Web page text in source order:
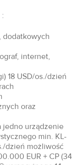
dodatkowych
internet,
18 USD/os./dzień
oraz
jedno urządzenie
min. KL-
dzień możliwość
EUR + CP (34